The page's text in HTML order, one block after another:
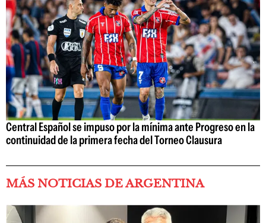
Central Español se impuso por la mínima ante Progreso en la
continuidad de la primera fecha del Torneo Clausura
MÁS NOTICIAS DE ARGENTINA